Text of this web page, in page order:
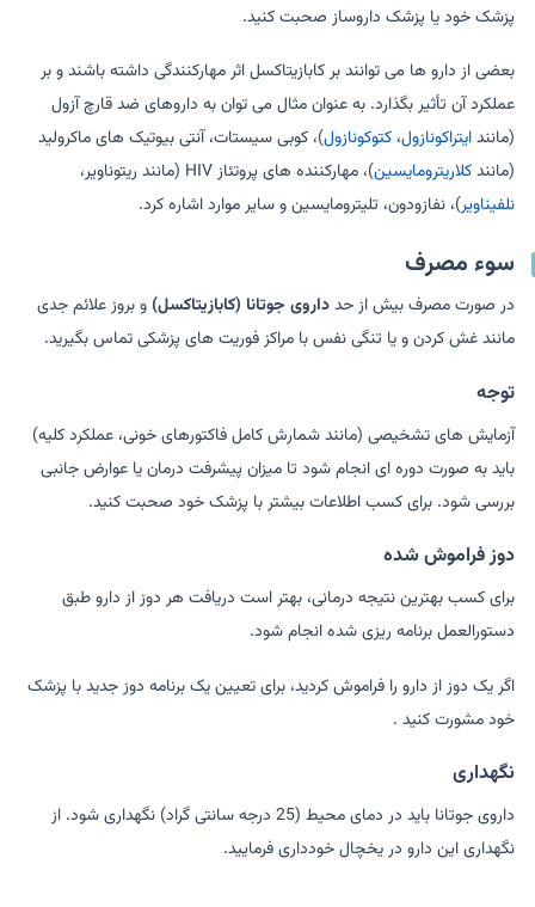
پزشک خود یا پزشک داروساز صحبت کنید.
بعضی از دارو ها می توانند بر کابازیتاکسل اثر مهارکنندگی داشته باشند و بر
عملکرد آن تأثیر بگذارد. به عنوان مثال می توان به داروهای ضد قارچ آزول
(مانندایتراکونازول،کتوکونازول)، کوبی سیستات، آنتی بیوتیک های ماکرولید
(مانندکلاریترومایسین)، مهارکننده های پروتئاز HIV (مانند ریتوناویر،
نلفیناویر)، نفازودون، تلیترومایسین و سایر موارد اشاره کرد.
سوء مصرف
در صورت مصرف بیش از حدداروی جوتانا (کابازیتاکسل) و بروز علائم جدی
مانند غش کردن و یا تنگی نفس با مراکز فوریت های پزشکی تماس بگیرید.
توجه
آزمایش های تشخیصی (مانند شمارش کامل فاکتورهای خونی، عملکرد کلیه)
باید به صورت دوره ای انجام شود تا میزان پیشرفت درمان یا عوارض جانبی
بررسی شود. برای کسب اطلاعات بیشتر با پزشک خود صحبت کنید.
دوز فراموش شده
برای کسب بهترین نتیجه درمانی، بهتر است دریافت هر دوز از دارو طبق
دستورالعمل برنامه ریزی شده انجام شود.
اگر یک دوز از دارو را فراموش کردید، برای تعیین یک برنامه دوز جدید با پزشک
خود مشورت کنید .
نگهداری
داروی جوتانا باید در دمای محیط (25 درجه سانتی گراد) نگهداری شود. از
نگهداری این دارو در یخچال خودداری فرمایید.